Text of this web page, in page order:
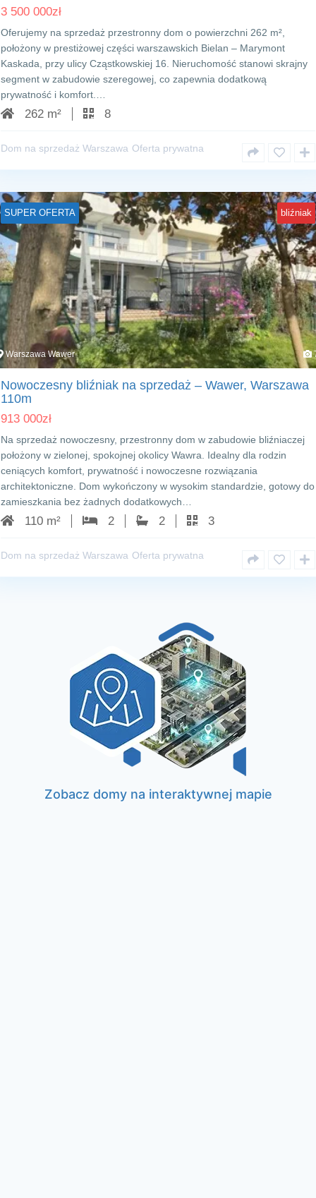
3 500 000zł
Oferujemy na sprzedaż przestronny dom o powierzchni 262 m²,
położony w prestiżowej części warszawskich Bielan – Marymont
Kaskada, przy ulicy Cząstkowskiej 16. Nieruchomość stanowi skrajny
segment w zabudowie szeregowej, co zapewnia dodatkową
prywatność i komfort.…
262 m² 8
Dom na sprzedaż Warszawa Oferta prywatna
SUPER OFERTA bliźniak
Warszawa Wawer
Nowoczesny bliźniak na sprzedaż – Wawer, Warszawa
110m
913 000zł
Na sprzedaż nowoczesny, przestronny dom w zabudowie bliźniaczej
położony w zielonej, spokojnej okolicy Wawra. Idealny dla rodzin
ceniących komfort, prywatność i nowoczesne rozwiązania
architektoniczne. Dom wykończony w wysokim standardzie, gotowy do
zamieszkania bez żadnych dodatkowych…
110 m² 2 2 3
Dom na sprzedaż Warszawa Oferta prywatna
Zobacz domy na interaktywnej mapie